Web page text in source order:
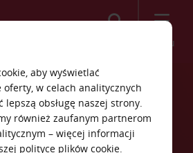
Menu
Caniço
aby wyświetlać
w celach analitycznych
lepszą obsługę naszej strony.
również zaufanym partnerom
– więcej informacji
polityce plików cookie.